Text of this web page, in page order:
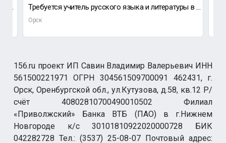
ФКУ ИК-15 осуществляет набор кандидатов на замещение должностей младшего и среднего начальствующего Требуется учитель русского языка и литературы в школу.
Орск
156.ru проект ИП Савин Владимир Валерьевич ИНН
561500221971 ОГРН 304561509700091 462431, г.
Орск, Оренбургской обл., ул.Кутузова, д.58, кв.12 Р/
счёт 40802810700490010502 Филиал
«Приволжский» Банка ВТБ (ПАО) в г.Нижнем
Новгороде к/с 30101810922020000728 БИК
042282728 Тел.: (3537) 25-08-07 Почтовый адрес: